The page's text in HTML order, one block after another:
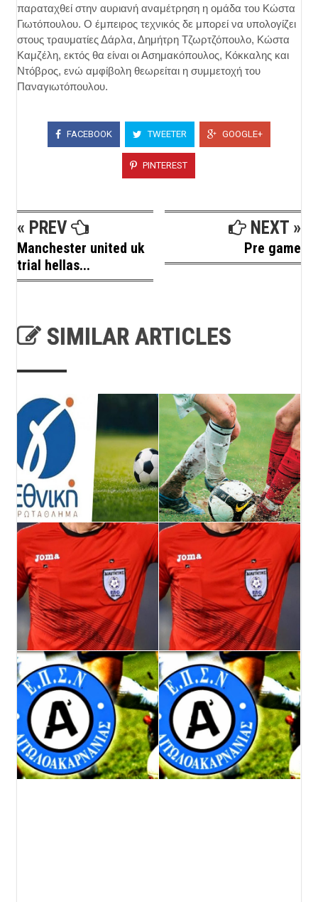
παραταχθεί στην αυριανή αναμέτρηση η ομάδα του Κώστα
Γιωτόπουλου. Ο έμπειρος τεχνικός δε μπορεί να υπολογίζει
στους τραυματίες Δάρλα, Δημήτρη Τζωρτζόπουλο, Κώστα
Καμζέλη, εκτός θα είναι οι Ασημακόπουλος, Κόκκαλης και
Ντόβρος, ενώ αμφίβολη θεωρείται η συμμετοχή του
Παναγιωτόπουλου.
FACEBOOK TWEETER GOOGLE+
PINTEREST
« PREV
Manchester united uk
trial hellas...
NEXT »
Pre game
SIMILAR ARTICLES